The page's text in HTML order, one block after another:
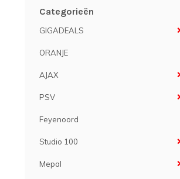
Categorieën
GIGADEALS
ORANJE
AJAX
PSV
Feyenoord
Studio 100
Mepal